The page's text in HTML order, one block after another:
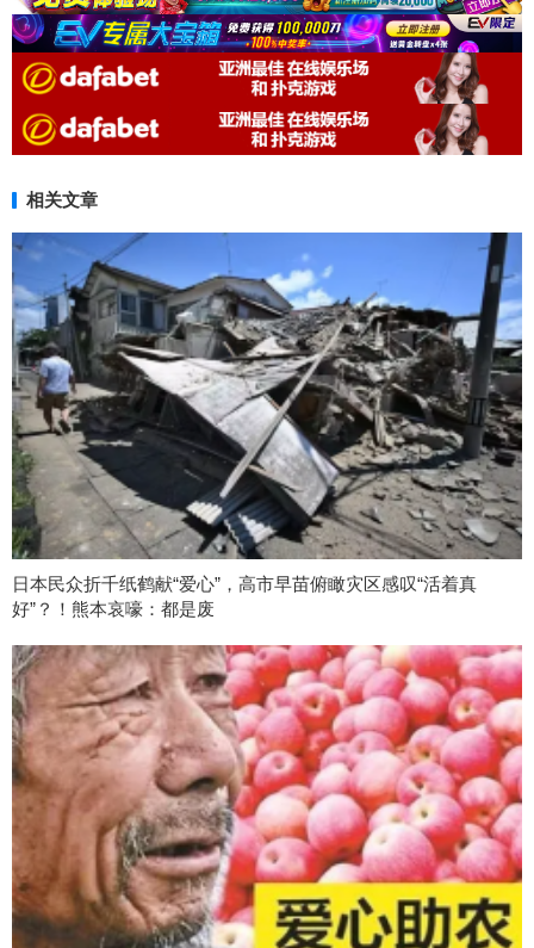
相关文章
日本民众折千纸鹤献“爱心”，高市早苗俯瞰灾区感叹“活着真
好”？！熊本哀嚎：都是废